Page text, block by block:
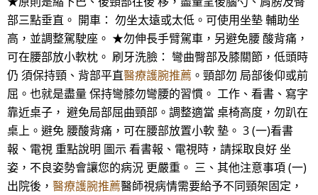
部三點垂直。 開車： 勿坐太遠或太低。可使用坐墊 輔助坐
高，並調整駕駛座。 ★勿伸長手臂駕車，另避免腰 酸背痛，
可在腰部放小軟枕。 刷牙洗臉： 彎曲臀部及膝關節，低頭時
仍 須保持頸、背部平直醫療護腕推薦 。頸部勿 局部後仰或前
屈。也就是盡量 保持彎膝勿彎腰的習慣。 工作、看書、寫字
靠近桌子， 避免局部屈曲頸部。調整適當 桌椅高度，勿趴在
桌上。避免 腰酸背痛，可在腰部放置小軟 墊。 3 (一)看書
報、電視 重點說明 圖示 看書報、電視時，請採取良好 坐
姿，不良姿勢會讓您的病況 更嚴重。 三、其他注意事項 (一)
出院後， 醫療護腕推薦醫師視病情需要給予不同頸架固定，